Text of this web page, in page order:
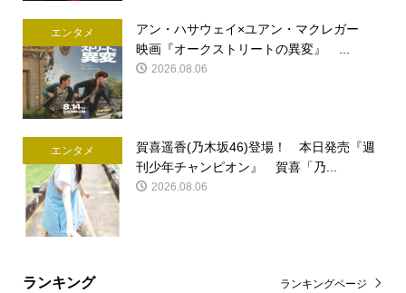
エンタメ
アン・ハサウェイ×ユアン・マクレガー
映画『オークストリートの異変』 ...
2026.08.06
エンタメ
賀喜遥香(乃木坂46)登場！ 本日発売『週
刊少年チャンピオン』 賀喜「乃...
2026.08.06
ランキング ランキングページ